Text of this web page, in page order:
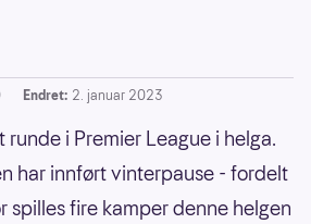
Endret: 2. januar 2023
i Premier League i helga.
har innført vinterpause - fordelt
spilles fire kamper denne helgen